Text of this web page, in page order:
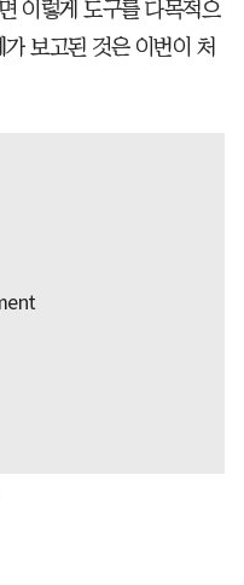
이렇게 도구를 다목적으
보고된 것은 이번이 처